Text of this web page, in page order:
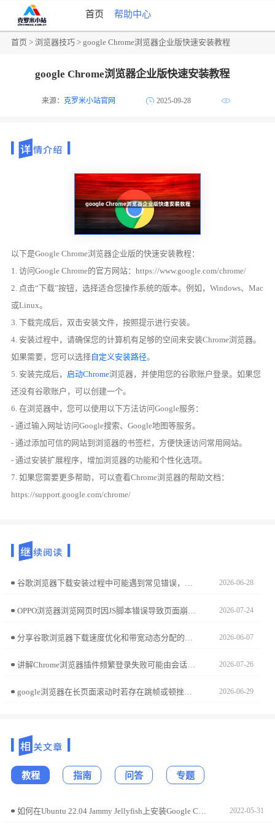
首页 帮助中心
首页 >浏览器技巧 > google Chrome浏览器企业版快速安装教程
google Chrome浏览器企业版快速安装教程
来源：克罗米小站官网 2025-09-28
以下是Google Chrome浏览器企业版的快速安装教程：
1. 访问Google Chrome的官方网站：https://www.google.com/chrome/
2. 点击“下载”按钮，选择适合您操作系统的版本。例如，Windows、Mac
或Linux。
3. 下载完成后，双击安装文件，按照提示进行安装。
4. 安装过程中，请确保您的计算机有足够的空间来安装Chrome浏览器。
如果需要，您可以选择自定义安装路径。
5. 安装完成后， 启动Chrome浏览器，并使用您的谷歌账户登录。如果您
还没有谷歌账户，可以创建一个。
6. 在浏览器中，您可以使用以下方法访问Google服务：
- 通过输入网址访问Google搜索、Google地图等服务。
- 通过添加可信的网站到浏览器的书签栏，方便快速访问常用网站。
- 通过安装扩展程序，增加浏览器的功能和个性化选项。
7. 如果您需要更多帮助，可以查看Chrome浏览器的帮助文档：
https://support.google.com/chrome/
谷歌浏览器下载安装过程中可能遇到常见错误，教程提供故障排查和修复方法，帮助用户快速解决问题，保证浏览器顺利安装和正常使用。 2026-06-28
2026-07-24
2026-06-07
讲解Chrome浏览器插件频繁登录失败可能由会话异常导致，提供详细排查和修复建议，保障登录顺畅。 2026-07-26
google浏览器在长页面滚动时若存在跳帧或顿挫感，多与默认渲染反馈有关。在Flags设置中激活“平滑滚动”特性，可显著改善鼠标滚轮的滑动质感，实现极致丝滑的页面翻阅体验。 2026-06-29
教程 指南 问答 专题
如何在Ubuntu 22.04 Jammy Jellyfish上安装Google Chrome? 2022-05-31